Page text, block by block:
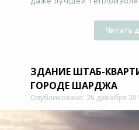
Читать
ЗДАНИЕ ШТАБ-
ГОРОДЕ ШАРДЖА
Опубликовано: 26 декабря